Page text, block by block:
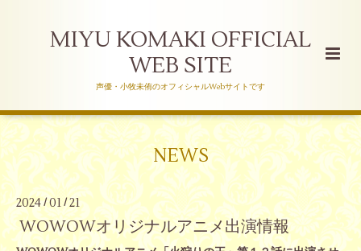
MIYU KOMAKI OFFICIAL
WEB SITE
声優・小牧未侑のオフィシャルWebサイトです
NEWS
2024/01 /21
WOWOWオリジナルアニメ出演情報